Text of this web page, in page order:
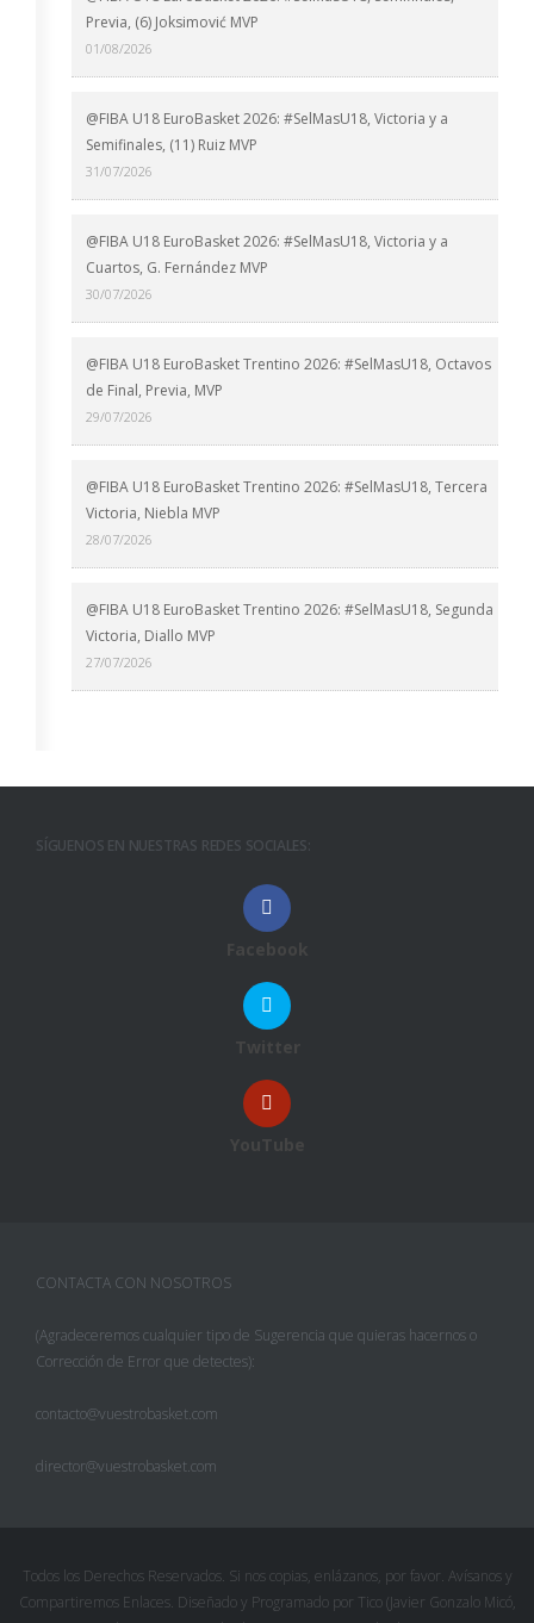
Previa, (6) Joksimović MVP
01/08/2026
@FIBA U18 EuroBasket 2026: #SelMasU18, Victoria y a
Semifinales, (11) Ruiz MVP
31/07/2026
@FIBA U18 EuroBasket 2026: #SelMasU18, Victoria y a
Cuartos, G. Fernández MVP
30/07/2026
@FIBA U18 EuroBasket Trentino 2026: #SelMasU18, Octavos
de Final, Previa, MVP
29/07/2026
@FIBA U18 EuroBasket Trentino 2026: #SelMasU18, Tercera
Victoria, Niebla MVP
28/07/2026
@FIBA U18 EuroBasket Trentino 2026: #SelMasU18, Segunda
Victoria, Diallo MVP
27/07/2026
SÍGUENOS EN NUESTRAS REDES SOCIALES:
Facebook
Twitter
YouTube
CONTACTA CON NOSOTROS
(Agradeceremos cualquier tipo de Sugerencia que quieras hacernos o
Corrección de Error que detectes):
contacto@vuestrobasket.com
director@vuestrobasket.com
Todos los Derechos Reservados. Si nos copias, enlázanos, por favor. Avísanos y
Compartiremos Enlaces. Diseñado y Programado por Tico (Javier Gonzalo Micó,